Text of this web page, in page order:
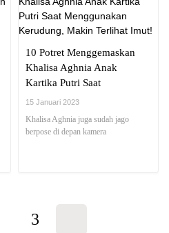
10 Potret Menggemaskan
Khalisa Aghnia Anak
Kartika Putri Saat
Menggunakan Kerudung,
15 Januari 2023
Khalisa Aghnia juga sudah jago
berpose di depan kamera
3